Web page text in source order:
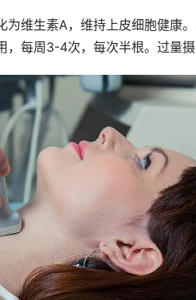
为维生素A，维持上皮细胞健康
每周3-4次，每次半根。过量